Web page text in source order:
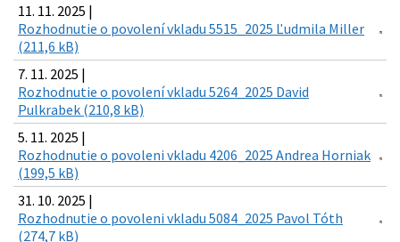
11. 11. 2025 |
Rozhodnutie o povolení vkladu 5515_2025 Ľudmila Miller
(211,6 kB)
7. 11. 2025 |
Rozhodnutie o povolení vkladu 5264_2025 David
Pulkrabek (210,8 kB)
5. 11. 2025 |
Rozhodnutie o povoleni vkladu 4206_2025 Andrea Horniak
(199,5 kB)
31. 10. 2025 |
Rozhodnutie o povoleni vkladu 5084_2025 Pavol Tóth
(274,7 kB)